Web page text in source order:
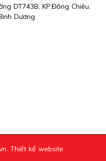
DT743B, KP.Đông Chiêu,
Dương
Thiết kế website